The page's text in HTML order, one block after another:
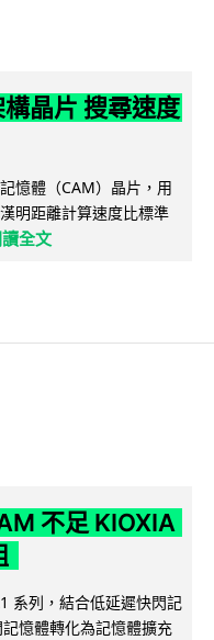
晶片 搜尋速度
憶體（CAM）晶片，用
明距離計算速度比標準
讀全文
不足 KIOXIA
系列，結合低延遲快閃記
憶體轉化為記憶體擴充